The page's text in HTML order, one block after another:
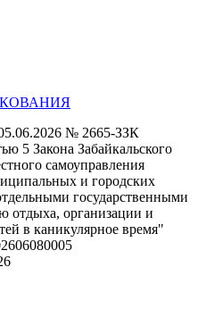
05.06.2026 № 2665-ЗЗК
5 Закона Забайкальского
самоуправления
и городских
государственными
отдыха, организации и
в каникулярное время"